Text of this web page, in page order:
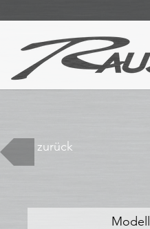
Modell
zurück